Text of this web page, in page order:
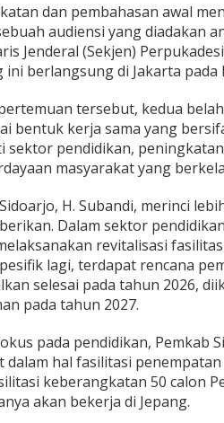
i
S
d
o
dan pembahasan awal
audiensi yang diadakan
Jenderal (Sekjen)
ini berlangsung di Jakarta pada
tersebut, kedua
bentuk kerja sama yang
sektor pendidikan,
masyarakat yang
H. Subandi, merinci
Dalam sektor
revitalisasi
lagi, terdapat rencana
selesai pada tahun 2026,
pada tahun 2027.
pada pendidikan, Pemkab
dalam hal fasilitasi
keberangkatan 50 calon
akan bekerja di Jepang.